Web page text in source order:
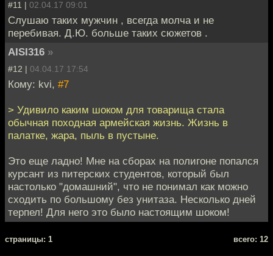
#11 | 02.04.17 09:01
Слушаю таких мужчин , всегда молча и не
перебивая. Д.Ю. больше таких сюжетов .
AISI316 »
#12 | 04.04.17 17:54
Кому: kvi, #7
> Удивило каким шоком для товарища стала
обычная походная армейская жизнь. Жизнь в
палатке, жара, пыль в пустыне.
Это еще ладно! Мне на сборах на полигоне попался
курсант из питерских студентов, который был
настолько "домашний", что не понимал как можно
сходить по большому без унитаза. Несколько дней
терпел! Для него это было настоящим шоком!
cтраницы: 1 всего: 12